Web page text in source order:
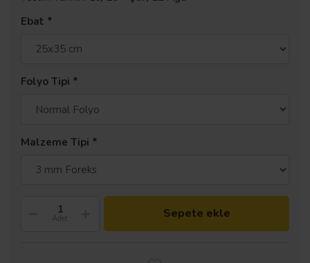
Ebat
Folyo Tipi
Malzeme Tipi
Adet Sepete ekle